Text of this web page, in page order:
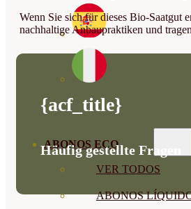
ABONOS ECO
VER TODOS
ABONOS
Wenn Sie sich für dieses Bio-Saatgut
nachhaltige Anbaupraktiken und
{acf_title}
Häufig gestellte Fragen